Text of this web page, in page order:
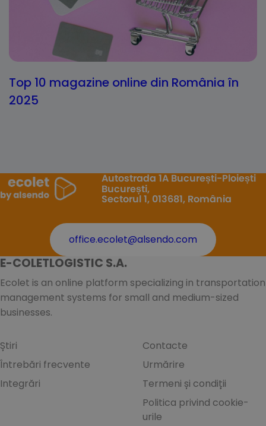
Top 10 magazine online din România în
2025
Autostrada 1A București-Ploiești
București,
Sectorul 1, 013681, România
office.ecolet@alsendo.com
E-COLETLOGISTIC S.A.
Ecolet is an online platform specializing in transportation
management systems for small and medium-sized
businesses.
Știri
Întrebări frecvente
Integrări
Contacte
Urmărire
Termeni și condiții
Politica privind cookie-
urile